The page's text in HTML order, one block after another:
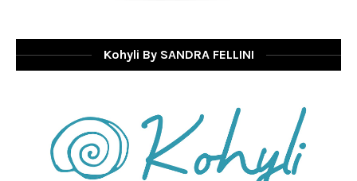
Kohyli By SANDRA FELLINI